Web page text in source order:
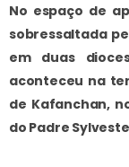
No espaço de
sobressaltada
em duas
aconteceu na
de Kafanchan,
do Padre